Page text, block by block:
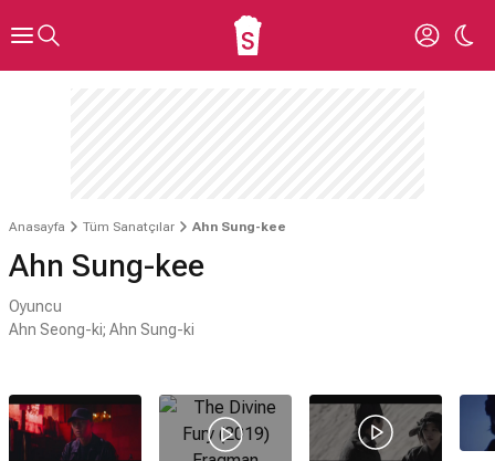
Anasayfa Tüm Sanatçılar Ahn Sung-kee
Ahn Sung-kee
Oyuncu
Ahn Seong-ki; Ahn Sung-ki